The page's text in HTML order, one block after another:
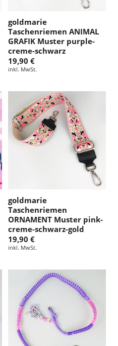
goldmarie
Taschenriemen ANIMAL
GRAFIK Muster purple-
creme-schwarz
19,90 €
inkl. MwSt.
goldmarie
Taschenriemen
ORNAMENT Muster pink-
creme-schwarz-gold
19,90 €
inkl. MwSt.